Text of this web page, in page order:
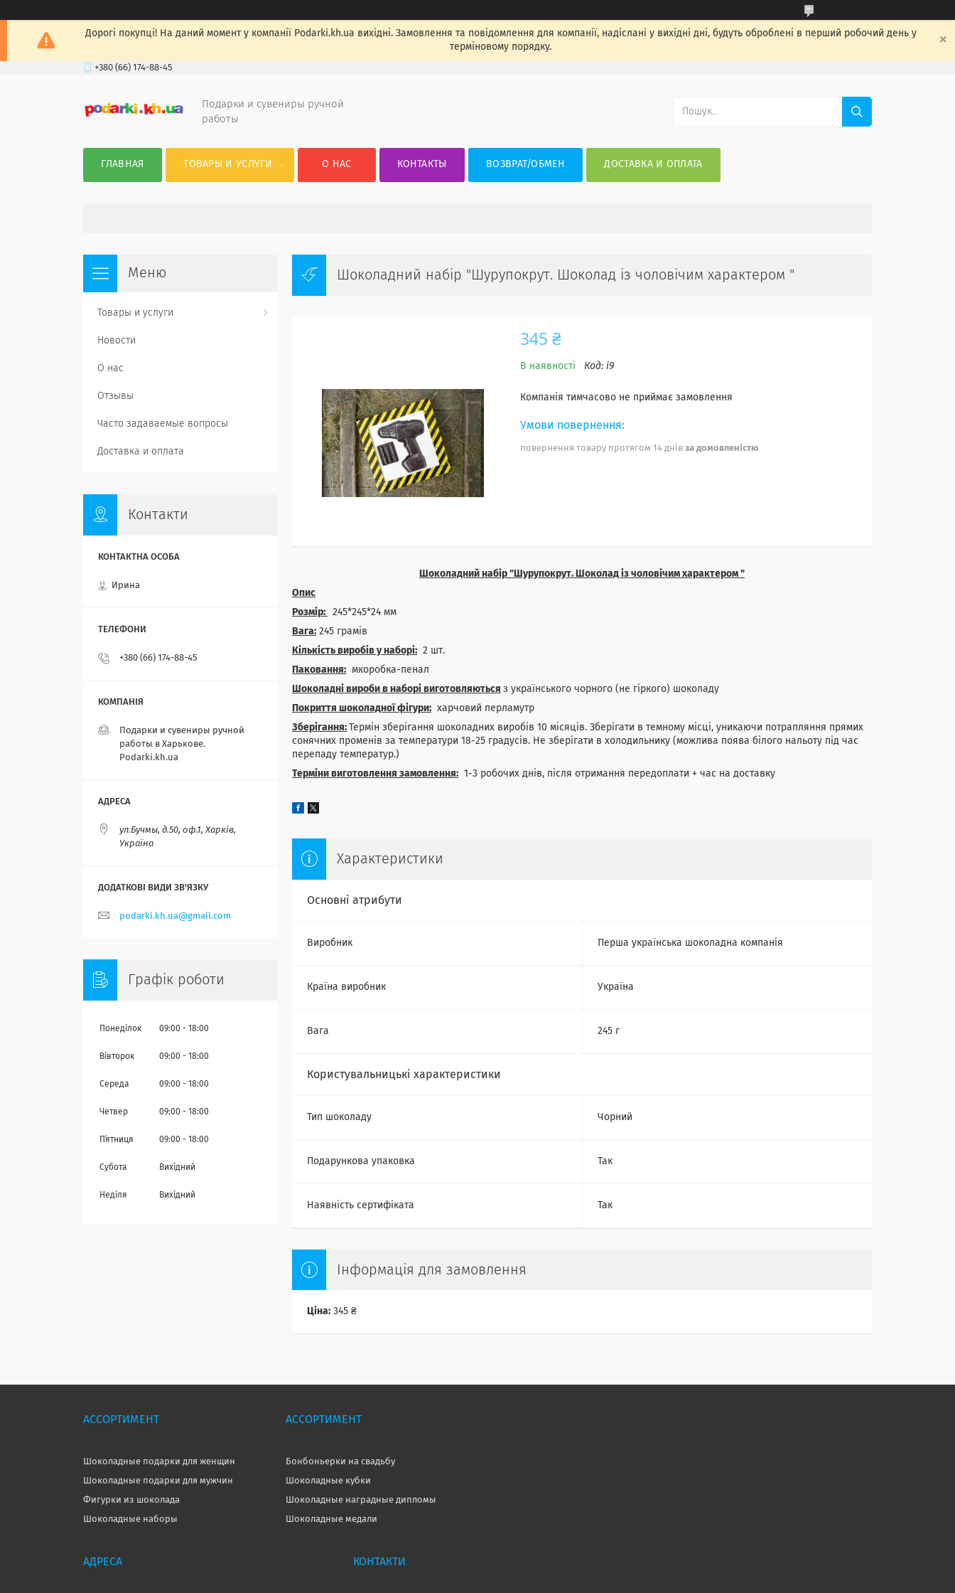
Дорогі покупці! На даний момент у компанії Podarki.kh.ua вихідні. Замовлення та повідомлення для компанії, надіслані у вихідні дні, будуть оброблені в перший робочий день у
терміновому порядку.
+380 (66) 174-88-45
Подарки и сувениры ручной
работы
ГЛАВНАЯ ТОВАРЫ И УСЛУГИ О НАС КОНТАКТЫ ВОЗВРАТ/ОБМЕН ДОСТАВКА И ОПЛАТА
Шоколадний набір "Шурупокрут. Шоколад із чоловічим характером "
345 ₴
В наявності Код: i9
Компанія тимчасово не приймає замовлення
повернення товару протягом 14 днів за домовленістю
Шоколадний набір "Шурупокрут. Шоколад із чоловічим характером "
Опис
Розмір:
245*245*24 мм
Вага: 245 грамів
Кількість виробів у наборі: 2 шт.
Паковання: мкоробка-пенал
Шоколадні вироби в наборі виготовляються з українського чорного (не гіркого) шоколаду
Покриття шоколадної фігури: харчовий перламутр
Зберігання:
Термін зберігання шоколадних виробів 10 місяців. Зберігати в темному місці, уникаючи потрапляння прямих
сонячних променів за температури 18-25 градусів. Не зберігати в холодильнику (можлива поява білого нальоту під час
перепаду температур.)
Терміни виготовлення замовлення: 1-3 робочих днів, після отримання передоплати + час на доставку
Характеристики
Основні атрибути
Виробник Перша українська шоколадна компанія
Країна виробник Україна
Вага 245 г
Користувальницькі характеристики
Тип шоколаду Чорний
Подарункова упаковка Так
Наявність сертифіката Так
Інформація для замовлення
Ціна: 345 ₴
Товары и услуги
Новости
О нас
Отзывы
Часто задаваемые вопросы
Доставка и оплата
Контакти
Ирина
+380 (66) 174-88-45
Подарки и сувениры ручной
работы в Харькове.
Podarki.kh.ua
ул.Бучмы, д.50, оф.1, Харків,
Україна
podarki.kh.ua@gmail.com
Графік роботи
Понеділок 09:00 18:00
Вівторок 09:00 18:00
Середа 09:00 18:00
Четвер 09:00 18:00
Пʼятниця 09:00 18:00
Субота Вихідний
Неділя Вихідний
АССОРТИМЕНТ
Шоколадные подарки для женщин
Шоколадные подарки для мужчин
Фигурки из шоколада
Шоколадные наборы
АССОРТИМЕНТ
Бонбоньерки на свадьбу
Шоколадные кубки
Шоколадные наградные дипломы
Шоколадные медали